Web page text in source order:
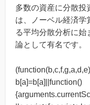
多数の資産に分散投
は、ノーベル経済学
る平均分散分析に
論として有名です。
b[a]=b[a]||function()